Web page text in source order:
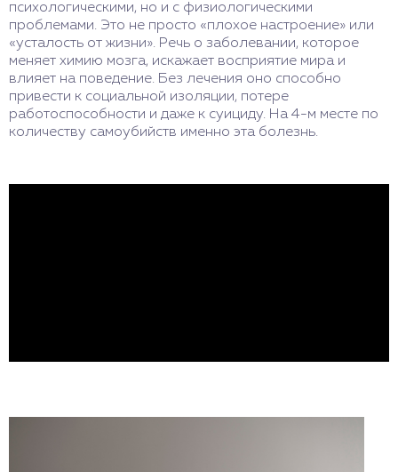
психологическими, но и с физиологическими
проблемами. Это не просто «плохое настроение» или
«усталость от жизни». Речь о заболевании, которое
меняет химию мозга, искажает восприятие мира и
влияет на поведение. Без лечения оно способно
привести к социальной изоляции, потере
работоспособности и даже к суициду. На 4-м месте по
количеству самоубийств именно эта болезнь.